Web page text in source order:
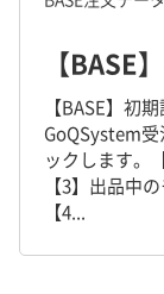
【BASE】初
GoQSystem
ックします。
【3】出品中
【4...